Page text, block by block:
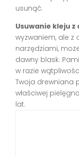
usunąć.
Usuwanie kleju
wyzwaniem, ale
narzędziami,
dawny blask.
w razie
Twoja drewniana
właściwej
lat.